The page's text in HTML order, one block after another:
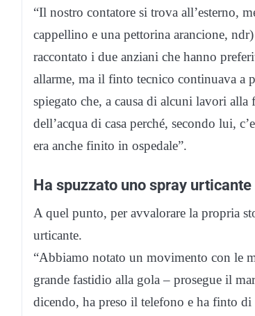
“Il nostro contatore si trova all’esterno,
cappellino e una pettorina arancione,
raccontato i due anziani che hanno
allarme, ma il finto tecnico continuava a
spiegato che, a causa di alcuni lavori
dell’acqua di casa perché, secondo lui,
era anche finito in ospedale”.
Ha spuzzato uno spray urticante
A quel punto, per avvalorare la propria
urticante.
“Abbiamo notato un movimento con le
grande fastidio alla gola – prosegue il
dicendo, ha preso il telefono e ha finto